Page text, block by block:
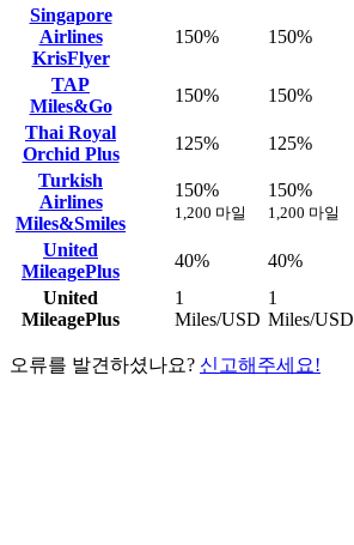
Singapore
Airlines
KrisFlyer
150% 150%
TAP
Miles&Go
150% 150%
Thai Royal
Orchid Plus
125% 125%
Turkish
Airlines
Miles&Smiles
150%
1,200 마일
150%
1,200 마일
United
MileagePlus
40% 40%
United
MileagePlus
1
Miles/USD
1
Miles/USD
오류를 발견하셨나요? 신고해주세요!